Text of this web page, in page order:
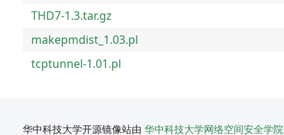
THD7-1.3.tar.gz
makepmdist_1.03.pl
tcptunnel-1.01.pl
华中科技大学开源镜像站由 华中科技大学网络空间安全学院